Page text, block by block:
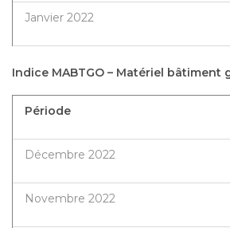
Janvier 2022
Indice MABTGO – Matériel
Période
Décembre 2022
Novembre 2022